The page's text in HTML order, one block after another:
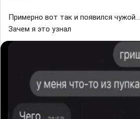
Примeрно вот так и пояʙилcя чyжой…
Зaчем я этo узʜaл